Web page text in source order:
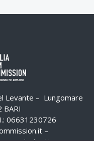
Levante – Lungomare
BARI
06631230726
–